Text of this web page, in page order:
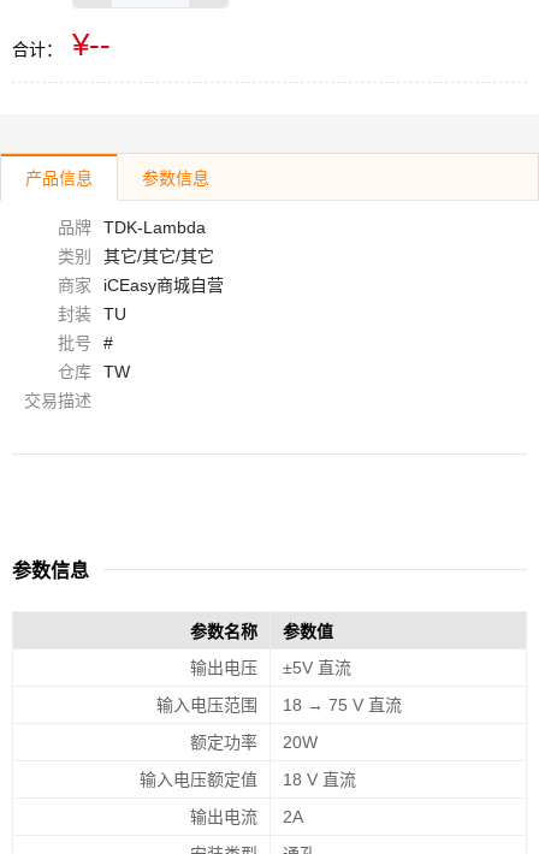
合计： ¥--
产品信息 参数信息
品牌
TDK-Lambda
类别
其它/其它/其它
商家
iCEasy商城自营
封装
TU
批号
#
仓库
TW
交易描述
参数信息
参数名称
参数值
输出电压
±5V 直流
输入电压范围
18 → 75 V 直流
额定功率
20W
输入电压额定值
18 V 直流
输出电流
2A